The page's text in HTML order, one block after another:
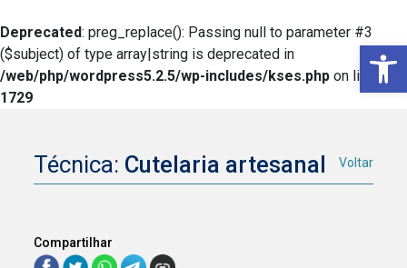
Deprecated: preg_replace(): Passing null to parameter #3
($subject) of type array|string is deprecated in
/web/php/wordpress5.2.5/wp-includes/kses.php on line
1729
Técnica: Cutelaria artesanal Voltar
Compartilhar